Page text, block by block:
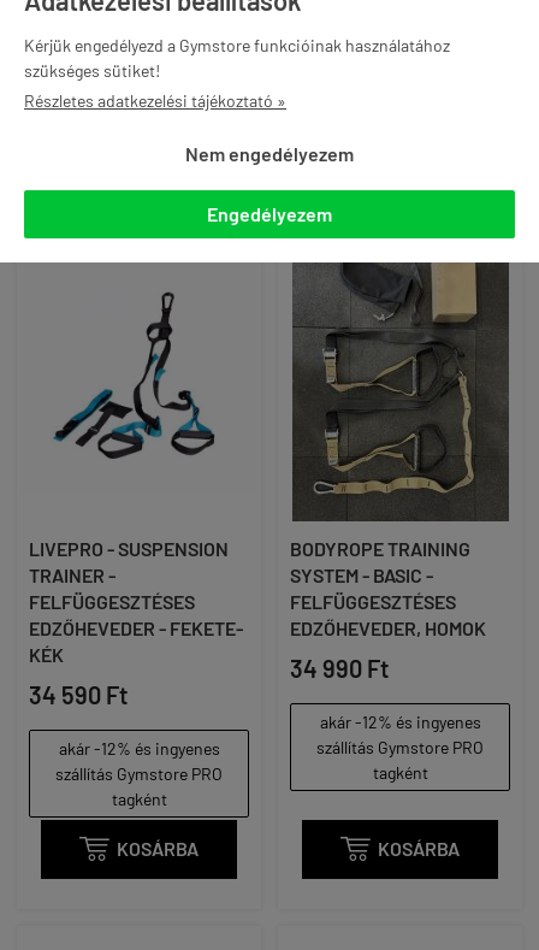
Kérjük engedélyezd a Gymstore funkcióinak használatához
szükséges sütiket!
Részletes adatkezelési tájékoztató »
Nem engedélyezem
Engedélyezem
szállítás Gymstore PRO
tagként
 KOSÁRBA
ÚJ
LIVEPRO - SUSPENSION
TRAINER -
FELFÜGGESZTÉSES
EDZŐHEVEDER - FEKETE-
KÉK
34 590 Ft
akár -12% és ingyenes
szállítás Gymstore PRO
tagként
 KOSÁRBA
BODYROPE TRAINING
SYSTEM - BASIC -
FELFÜGGESZTÉSES
EDZŐHEVEDER, HOMOK
34 990 Ft
akár -12% és ingyenes
szállítás Gymstore PRO
tagként
 KOSÁRBA